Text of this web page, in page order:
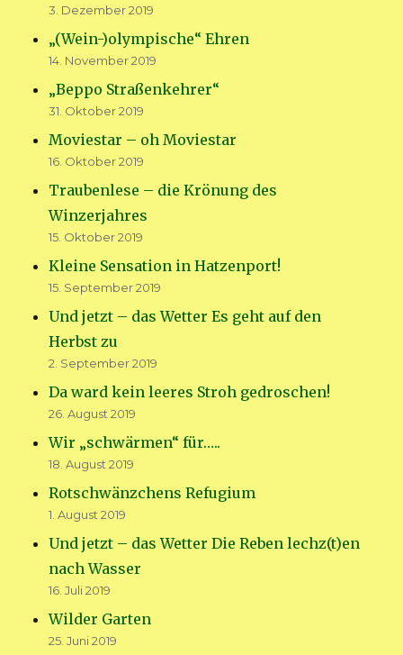
3. Dezember 2019
„(Wein-)olympische“ Ehren
14. November 2019
„Beppo Straßenkehrer“
31. Oktober 2019
Moviestar – oh Moviestar
16. Oktober 2019
Traubenlese – die Krönung des
Winzerjahres
15. Oktober 2019
Kleine Sensation in Hatzenport!
15. September 2019
Und jetzt – das Wetter Es geht auf den
Herbst zu
2. September 2019
Da ward kein leeres Stroh gedroschen!
26. August 2019
Wir „schwärmen“ für…..
18. August 2019
Rotschwänzchens Refugium
1. August 2019
Und jetzt – das Wetter Die Reben lechz(t)en
nach Wasser
16. Juli 2019
Wilder Garten
25. Juni 2019